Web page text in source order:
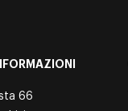
66